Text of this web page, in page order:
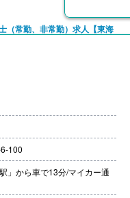
理師
）※前年度実績
上
（常勤、非常勤）求人【東海
月8回程度
分）※前年度実績
円/月）
円-）※前年度実績
上
100
」から車で13分/マイカー通